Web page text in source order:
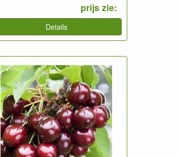
prijs zie:
Details